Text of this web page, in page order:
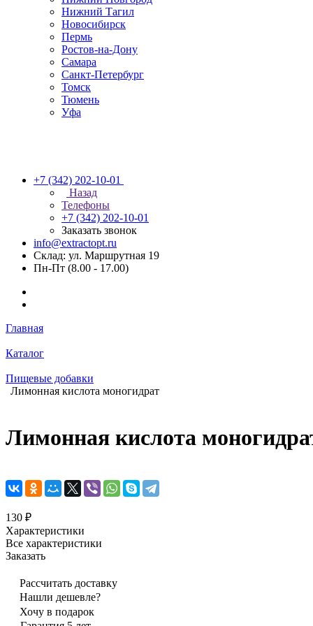
Нижний Тагил
Новосибирск
Пермь
Ростов-на-Дону
Самара
Санкт-Петербург
Томск
Тюмень
Уфа
+7 (342) 202-10-01
Назад
Телефоны
+7 (342) 202-10-01
Заказать звонок
info@extractopt.ru
Склад: ул. Маршрутная 19
Пн-Пт (8.00 - 17.00)
Главная
Каталог
Пищевые добавки
Лимонная кислота моногидрат
Лимонная кислота
130 ₽
Характеристики
Все характеристики
Заказать
Рассчитать доставку
Нашли дешевле?
Хочу в подарок